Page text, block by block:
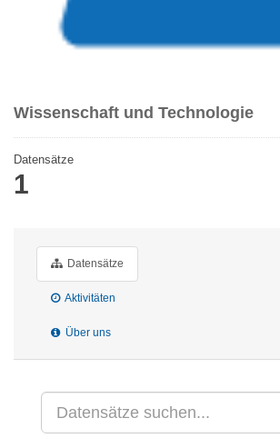
Wissenschaft und Technologie
Datensätze
1
Datensätze
Aktivitäten
Über uns